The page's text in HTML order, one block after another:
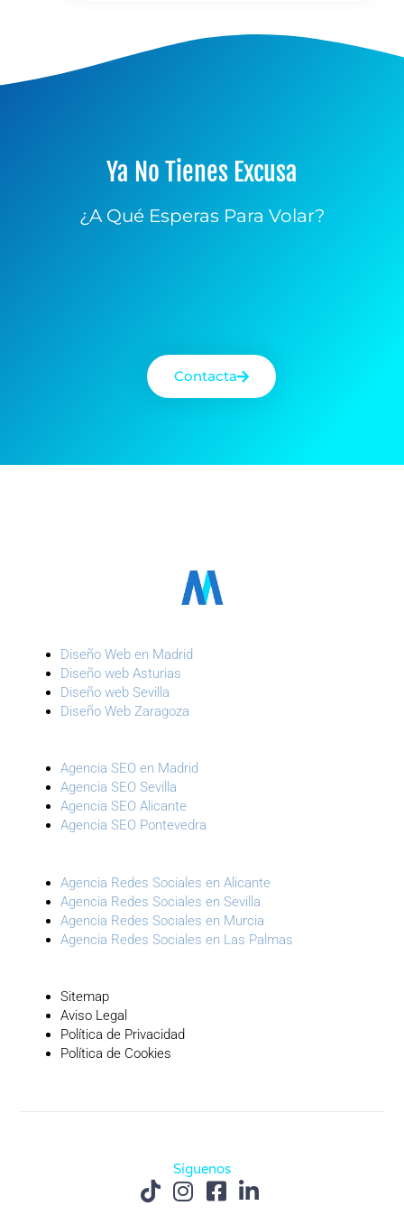
Ya No Tienes Excusa
¿A Qué Esperas Para Volar?
Contacta
Diseño Web en Madrid
Diseño web Asturias
Diseño web Sevilla
Diseño Web Zaragoza
Agencia SEO en Madrid
Agencia SEO Sevilla
Agencia SEO Alicante
Agencia SEO Pontevedra
Agencia Redes Sociales en Alicante
Agencia Redes Sociales en Sevilla
Agencia Redes Sociales en Murcia
Agencia Redes Sociales en Las Palmas
Sitemap
Aviso Legal
Política de Privacidad
Política de Cookies
Síguenos